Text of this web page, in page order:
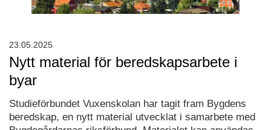
Nytt material för beredskapsarbete i
byar
Studieförbundet Vuxenskolan har tagit fram Bygdens
beredskap, en nytt material utvecklat i samarbete med
23.05.2025